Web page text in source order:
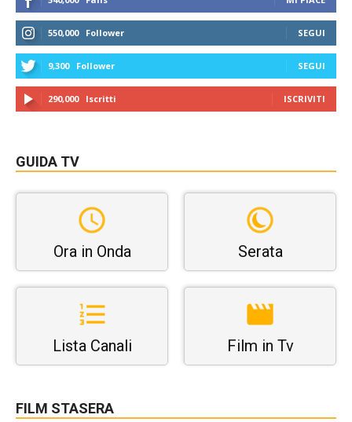
550,000 Follower SEGUI
9,300 Follower SEGUI
290,000 Iscritti ISCRIVITI
GUIDA TV
Ora in Onda Serata
Lista Canali Film in Tv
FILM STASERA